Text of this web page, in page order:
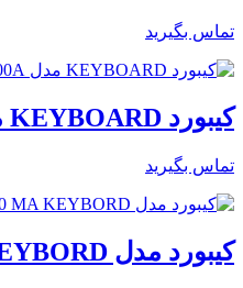
تماس بگیرید
کیبورد KEYBOARD مدل XP-8100A
تماس بگیرید
کیبورد مدل XP-9500 MA KEYBORD